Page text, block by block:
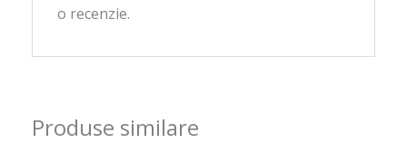
o recenzie.
Produse similare